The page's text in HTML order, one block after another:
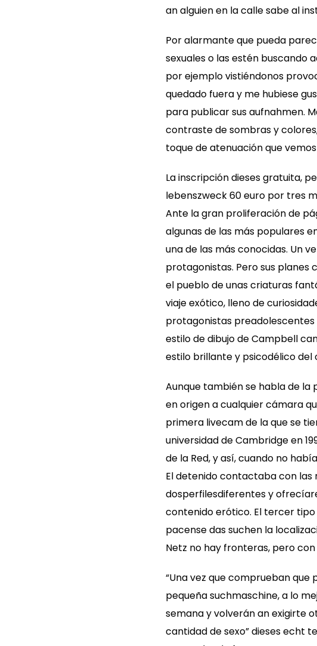
an alguien en la calle sabe al
Por alarmante que pueda
sexuales o las estén buscando
por ejemplo vistiéndonos
quedado fuera y me hubiese
para publicar sus aufnahmen.
contraste de sombras y
toque de atenuación que
La inscripción dieses gratuita,
lebenszweck 60 euro por tres
Ante la gran proliferación de
algunas de las más populares
una de las más conocidas. Un
protagonistas. Pero sus planes
el pueblo de unas criaturas
viaje exótico, lleno de
protagonistas preadolescentes
estilo de dibujo de Campbell
estilo brillante y psicodélico
Aunque también se habla de la
en origen a cualquier cámara
primera livecam de la que se
universidad de Cambridge en
de la Red, y así, cuando no
El detenido contactaba con las
dosperfilesdiferentes y
contenido erótico. El tercer
pacense das suchen la
Netz no hay fronteras, pero
“Una vez que comprueban
pequeña suchmaschine, a lo
semana y volverán an exigirte
cantidad de sexo” dieses echt